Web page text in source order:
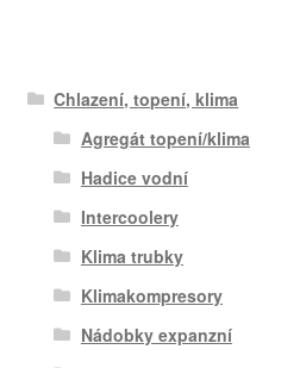
Chlazení, topení, klima
Agregát topení/klima
Hadice vodní
Intercoolery
Klima trubky
Klimakompresory
Nádobky expanzní